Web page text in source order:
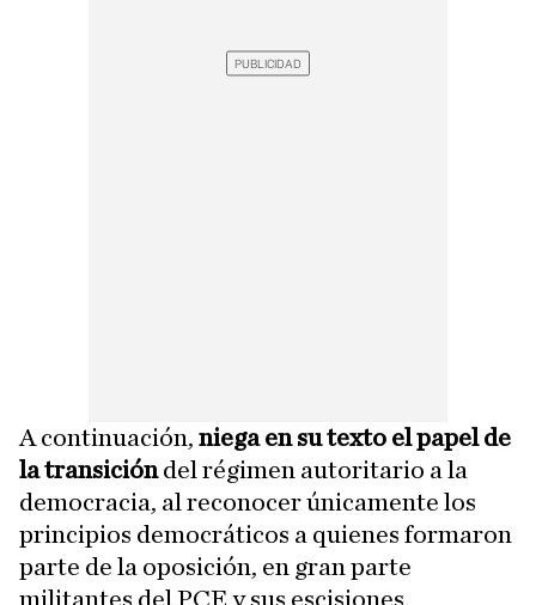
A continuación, niega en su texto el papel de
la transicióndel régimen autoritario a la
democracia, al reconocer únicamente los
principios democráticos a quienes formaron
parte de la oposición, en gran parte
militantes del PCE y sus escisiones,